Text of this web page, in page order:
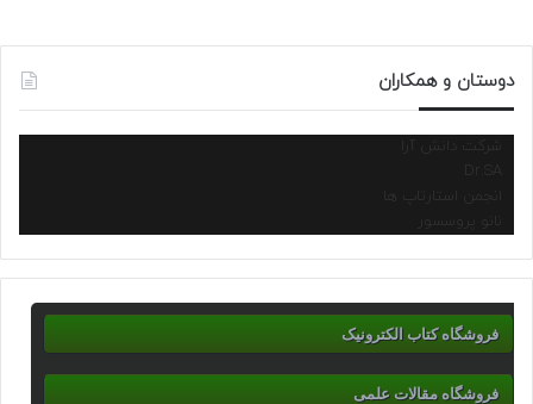
دوستان و همکاران
شرکت دانش آرا
انجمن استارتاپ ها
نانو پروسسور
فروشگاه کتاب الکترونیک
فروشگاه مقالات علمی